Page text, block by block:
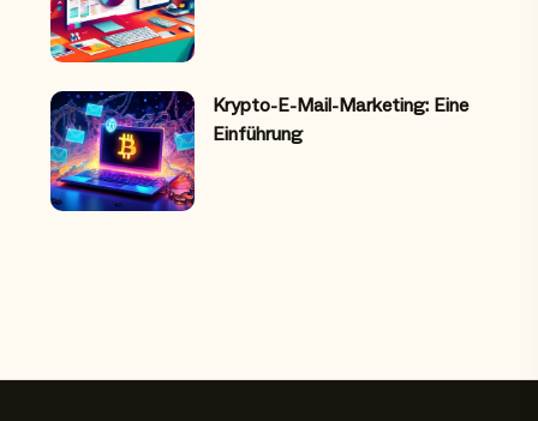
Krypto-E-Mail-Marketing: Eine
Einführung